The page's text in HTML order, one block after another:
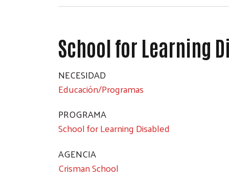
School for Learning
NECESIDAD
Educación/Programas
PROGRAMA
School for Learning Disabled
AGENCIA
Crisman School